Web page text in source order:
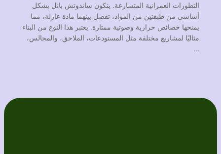
التطورات العمرانية المتسارعة. يتكون ساندوتش بانل بشكل
أساسي من طبقتين من المواد، تفصل بينهما مادة عازلة، مما
يمنحها خصائص حرارية وصوتية ممتازة. يعتبر هذا النوع من البناء
مثاليًا لمشاريع مختلفة مثل المستودعات، الملاحق، والمجالس،
…